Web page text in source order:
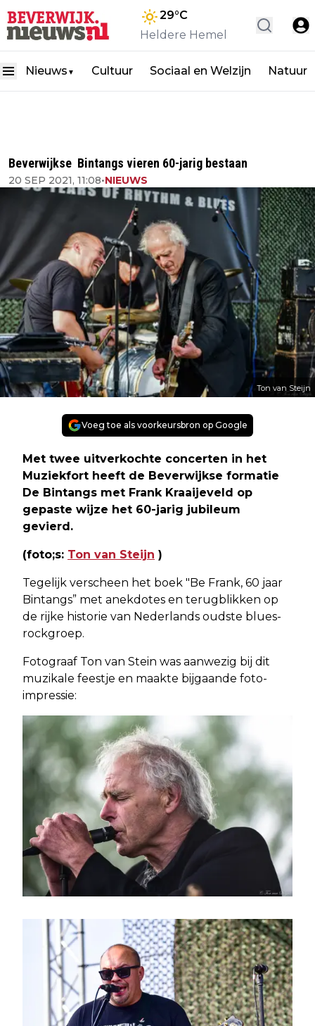
29°C
Heldere Hemel
Nieuws ▼ Cultuur Sociaal en Welzijn Natuur
Beverwijkse Bintangs vieren 60-jarig bestaan
20 SEP 2021, 11:08•NIEUWS
Ton van Steijn
Voeg toe als voorkeursbron op Google
Met twee uitverkochte concerten in het
Muziekfort heeft de Beverwijkse formatie
De Bintangs met Frank Kraaijeveld op
gepaste wijze het 60-jarig jubileum
gevierd.
(foto;s: Ton van Steijn )
Tegelijk verscheen het boek "Be Frank, 60 jaar
Bintangs” met anekdotes en terugblikken op
de rijke historie van Nederlands oudste blues-
rockgroep.
Fotograaf Ton van Stein was aanwezig bij dit
muzikale feestje en maakte bijgaande foto-
impressie: